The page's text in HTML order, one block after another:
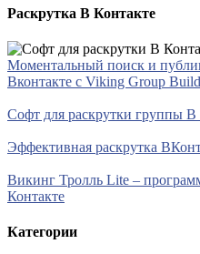
Раскрутка В Контакте
Моментальный поиск и
Вконтакте с Viking Group
Софт для раскрутки группы
Эффективная раскрутка
Викинг Тролль Lite –
Контакте
Категории